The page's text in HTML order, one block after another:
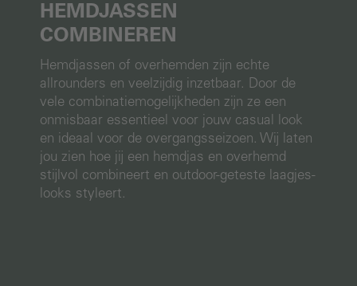
HEMDJASSEN
COMBINEREN
Hemdjassen of overhemden zijn echte
allrounders en veelzijdig inzetbaar. Door de
vele combinatiemogelijkheden zijn ze een
onmisbaar essentieel voor jouw casual look
en ideaal voor de overgangsseizoen. Wij laten
jou zien hoe jij een hemdjas en overhemd
stijlvol combineert en outdoor-geteste laagjes-
looks styleert.